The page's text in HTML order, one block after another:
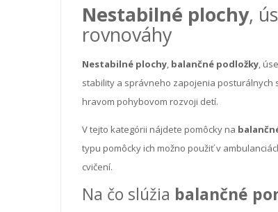
Nestabilné plochy,
rovnováhy
Nestabilné plochy, balančné podložky,
stability a správneho zapojenia posturálnych
hravom pohybovom rozvoji detí.
V tejto kategórii nájdete pomôcky na
typu pomôcky ich možno použiť v
cvičení.
Na čo slúžia balančné